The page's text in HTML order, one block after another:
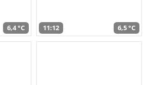
6,4 °C 11:12 6,5 °C